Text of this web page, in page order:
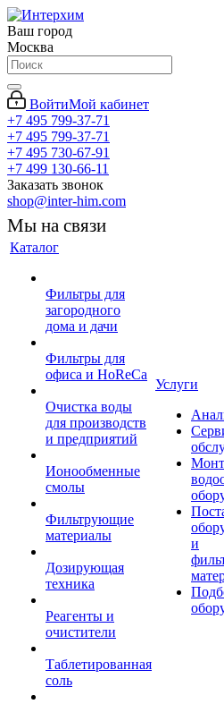
Ваш город
Москва
ВойтиМой кабинет
+7 495 799-37-71
+7 495 799-37-71
+7 495 730-67-91
+7 499 130-66-11
Заказать звонок
shop@inter-him.com
Мы на связи
Каталог
Фильтры для
загородного
дома и дачи
Фильтры для
офиса и HoReCa
Очистка воды
для производств
и предприятий
Ионообменные
смолы
Фильтрующие
материалы
Дозирующая
техника
Реагенты и
очистители
Таблетированная
соль
Услуги
и